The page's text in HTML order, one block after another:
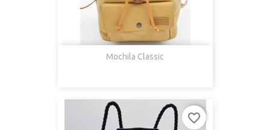
Mochila Classic
favorite_border